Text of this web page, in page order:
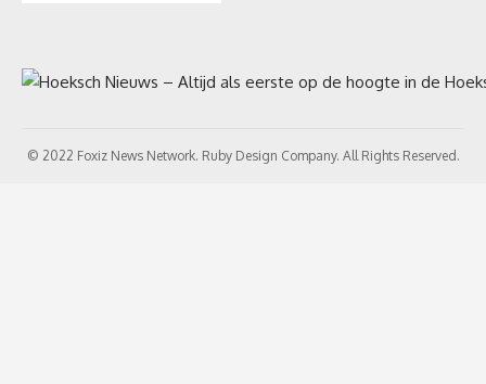
© 2022 Foxiz News Network. Ruby Design Company. All Rights Reserved.